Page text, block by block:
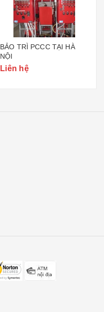
BẢO TRÌ PCCC TẠI HÀ
NỘI
Liên hệ